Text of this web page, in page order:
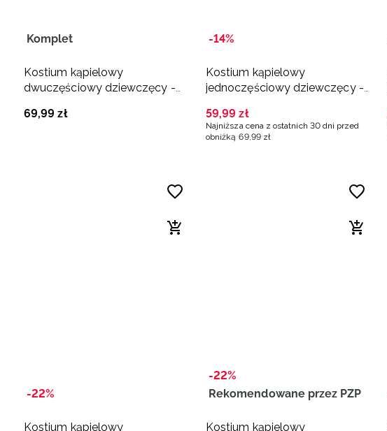
Komplet
Kostium kąpielowy
dwuczęściowy dziewczęcy -
69,99 zł
-14%
Kostium kąpielowy
jednoczęściowy dziewczęcy -
59,99 zł
Najniższa cena z ostatnich 30 dni przed
obniżką 69, 99 zł
-22%
Kostium kąpielowy
-22%
Rekomendowane przez PZP
Kostium kąpielowy